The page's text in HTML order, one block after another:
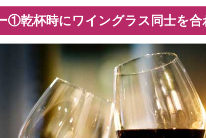
①乾杯時にワイングラス同士を合